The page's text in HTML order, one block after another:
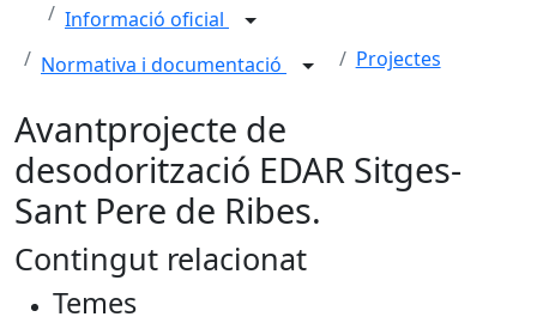
Informació oficial
Normativa i documentació
Projectes
Avantprojecte de
desodorització EDAR Sitges-
Sant Pere de Ribes.
Contingut relacionat
Temes